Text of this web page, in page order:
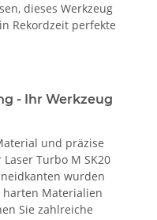
dieses Werkzeug
Rekordzeit perfekte
- Ihr Werkzeug
und präzise
Turbo M SK20
wurden
Materialien
Sie zahlreiche